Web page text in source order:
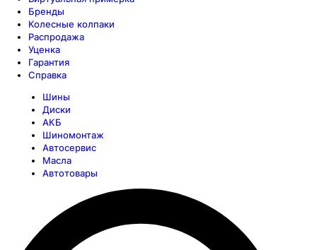
Бренды
Колесные колпаки
Распродажа
Уценка
Гарантия
Справка
Шины
Диски
АКБ
Шиномонтаж
Автосервис
Масла
Автотовары